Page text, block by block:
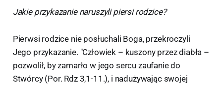
Jakie przykazanie naruszyli piersi rodzice?
Pierwsi rodzice nie posłuchali Boga, przekroczyli
Jego przykazanie. "Człowiek – kuszony przez diabła –
pozwolił, by zamarło w jego sercu zaufanie do
Stwórcy (Por. Rdz 3,1-11.), i nadużywając swojej